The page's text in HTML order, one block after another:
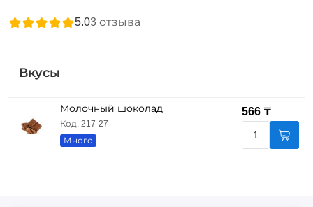
5.03отзыва
Вкусы
Молочный шоколад
Код: 217-27
Много
566 ₸